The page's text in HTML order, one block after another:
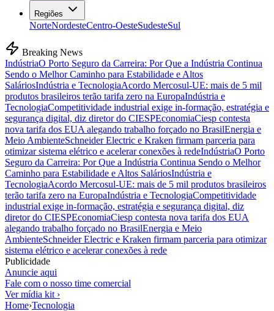
Regiões
NorteNordesteCentro-OesteSudesteSul
Breaking News
IndústriaO Porto Seguro da Carreira: Por Que a Indústria Continua
Sendo o Melhor Caminho para Estabilidade e Altos
SaláriosIndústria e TecnologiaAcordo Mercosul-UE: mais de 5 mil
produtos brasileiros terão tarifa zero na EuropaIndústria e
TecnologiaCompetitividade industrial exige in-formação, estratégia e
segurança digital, diz diretor do CIESPEconomiaCiesp contesta
nova tarifa dos EUA alegando trabalho forçado no BrasilEnergia e
Meio AmbienteSchneider Electric e Kraken firmam parceria para
otimizar sistema elétrico e acelerar conexões à redeIndústriaO Porto
Seguro da Carreira: Por Que a Indústria Continua Sendo o Melhor
Caminho para Estabilidade e Altos SaláriosIndústria e
TecnologiaAcordo Mercosul-UE: mais de 5 mil produtos brasileiros
terão tarifa zero na EuropaIndústria e TecnologiaCompetitividade
industrial exige in-formação, estratégia e segurança digital, diz
diretor do CIESPEconomiaCiesp contesta nova tarifa dos EUA
alegando trabalho forçado no BrasilEnergia e Meio
AmbienteSchneider Electric e Kraken firmam parceria para otimizar
sistema elétrico e acelerar conexões à rede
Publicidade
Anuncie aqui
Fale com o nosso time comercial
Ver mídia kit ›
Home›Tecnologia